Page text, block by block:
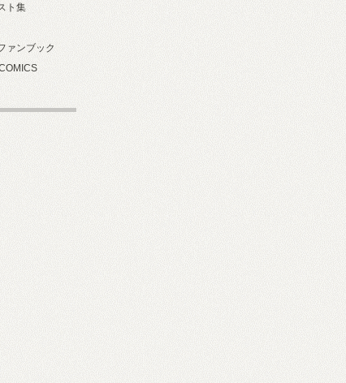
ト集
ァンブック